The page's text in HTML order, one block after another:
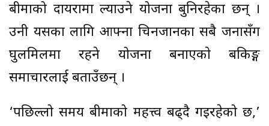
बीमाको दायरामा ल्याउने योजना बुनिरहेका छन् ।
उनी यसका लागि आफ्ना चिनजानका सबै जनासँग
घुलमिलमा रहने योजना बनाएकाे बैंकिङ्ग
समाचारलाई बताउँछन् ।
‘पछिल्लो समय बीमाको महत्त्व बढ्दै गइरहेको छ,’